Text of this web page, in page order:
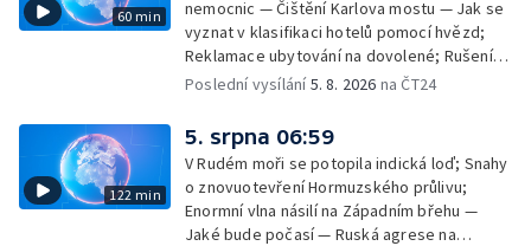
60 min
nemocnic — Čištění Karlova mostu — Jak se
vyznat v klasifikaci hotelů pomocí hvězd;
Reklamace ubytování na dovolené; Rušení
dovolené kvůli přírodním živlům; Práva
na dovolené v zahraničí; Platby a výběry na
dovolené v zahraničí — Těžba léčivé rašeliny
u Malé Morávky
Poslední vysílání5. 8. 2026 na ČT24
122 min
5. srpna 06:59
V Rudém moři se potopila indická loď; Snahy
o znovuotevření Hormuzského průlivu;
Enormní vlna násilí na Západním břehu —
Jaké bude počasí — Ruská agrese na